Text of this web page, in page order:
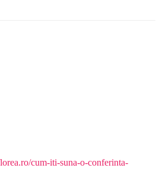
cum-iti-suna-o-conferinta-